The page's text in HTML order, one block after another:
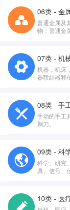
06类 - 金
普通金属及
物；普通金
07类 - 机
机器，机床
器联结器和
08类 - 手
手动的手工
剃刀。
09类 - 科
科学、研究
具、信号、
已录制和
的数字或模
10类 - 医